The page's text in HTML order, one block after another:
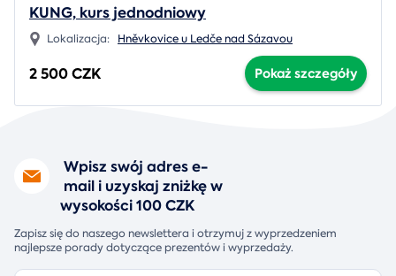
KUNG, kurs jednodniowy
Lokalizacja: Hněvkovice u Ledče nad Sázavou
2 500 CZK Pokaż szczegóły
Wpisz swój adres e-
mail i uzyskaj zniżkę w
wysokości 100 CZK
Zapisz się do naszego newslettera i otrzymuj z wyprzedzeniem
najlepsze porady dotyczące prezentów i wyprzedaży.